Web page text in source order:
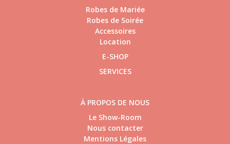
Robes de Mariée
Robes de Soirée
Accessoires
Location
E-SHOP
SERVICES
À PROPOS DE NOUS
Le Show-Room
Nous contacter
Mentions Légales